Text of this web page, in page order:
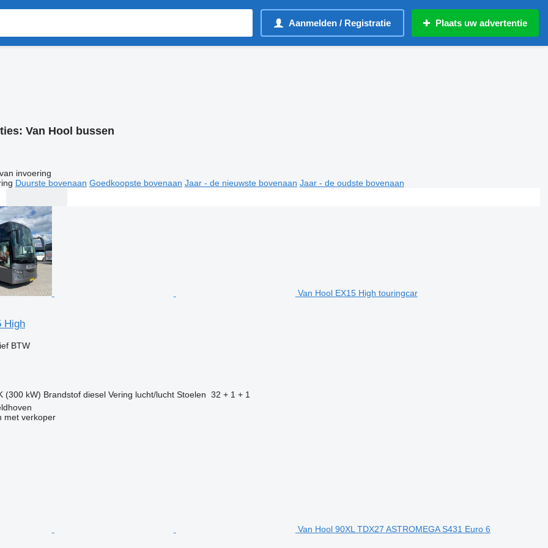
Aanmelden / Registratie Plaats uw advertentie
Van Hool bussen
invoering
Duurste bovenaan Goedkoopste bovenaan Jaar - de nieuwste bovenaan Jaar - de oudste bovenaan
Van Hool EX15 High touringcar
High
BTW
(300 kW) Brandstof diesel Vering lucht/lucht Stoelen 32 + 1 + 1
met verkoper
Van Hool 90XL TDX27 ASTROMEGA S431 Euro 6